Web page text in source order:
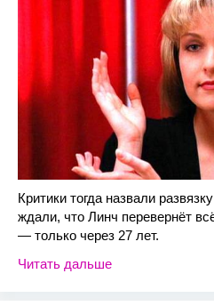
Критики тогда назвали
ждали, что Линч перевернёт
— только через 27 лет.
Читать дальше